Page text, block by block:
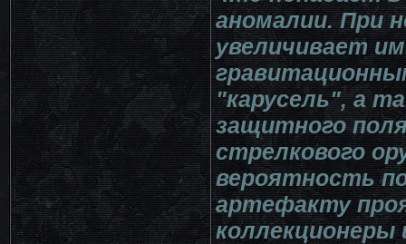
аномалии. При
увеличивает
"карусель", а
защитного
стрелкового
вероятность
артефакту